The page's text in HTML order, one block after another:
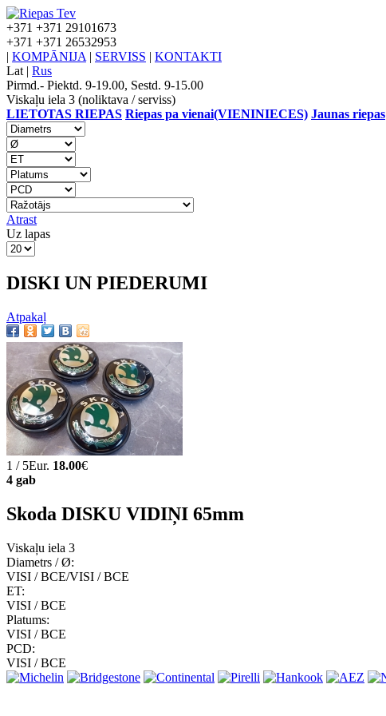
+371 +371 29101673
+371 +371 26532953
| KOMPĀNIJA | SERVISS | KONTAKTI
Lat | Rus
Pirmd.- Piektd. 9-19.00, Sestd. 9-15.00
Viskaļu iela 3 (noliktava / serviss)
LIETOTAS RIEPAS Riepas pa vienai(VIENINIECES) Jaunas riepas
Atrast
Uz lapas
DISKI UN PIEDERUMI
Atpakaļ
1 / 5Eur. 18.00€
4 gab
Skoda DISKU VIDIŅI 65mm
Viskaļu iela 3
Diametrs / Ø:
VISI / ВСЕ/VISI / ВСЕ
ET:
VISI / ВСЕ
Platums:
VISI / ВСЕ
PCD:
VISI / ВСЕ